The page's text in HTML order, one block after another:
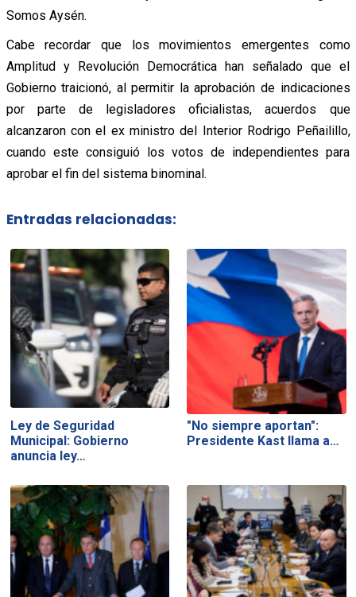
Somos Aysén.
Cabe recordar que los movimientos emergentes como
Amplitud y Revolución Democrática han señalado que el
Gobierno traicionó, al permitir la aprobación de indicaciones
por parte de legisladores oficialistas, acuerdos que
alcanzaron con el ex ministro del Interior Rodrigo Peñailillo,
cuando este consiguió los votos de independientes para
aprobar el fin del sistema binominal.
Entradas relacionadas:
Ley de Seguridad
Municipal: Gobierno
anuncia ley…
"No siempre aportan":
Presidente Kast llama a…